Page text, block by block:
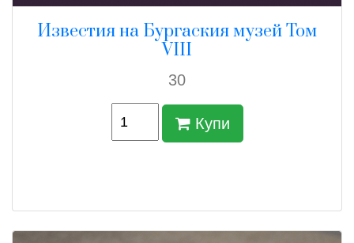
Известия на Бургаския музей Том
VIII
30
Купи